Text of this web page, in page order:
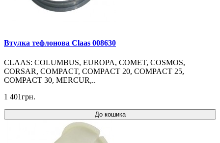
Втулка тефлонова Claas 008630
CLAAS: COLUMBUS, EUROPA, COMET, COSMOS,
CORSAR, COMPACT, COMPACT 20, COMPACT 25,
COMPACT 30, MERCUR,..
1 401грн.
До кошика